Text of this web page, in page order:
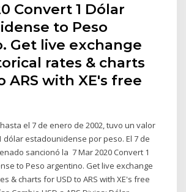
Convert 1 Dólar
to Peso
Get live exchange
rates & charts
ARS with XE's free
el 7 de enero de 2002, tuvo un valor
dólar estadounidense por peso. El 7 de
sancionó la 7 Mar 2020 Convert 1
to Peso argentino. Get live exchange
& charts for USD to ARS with XE's free